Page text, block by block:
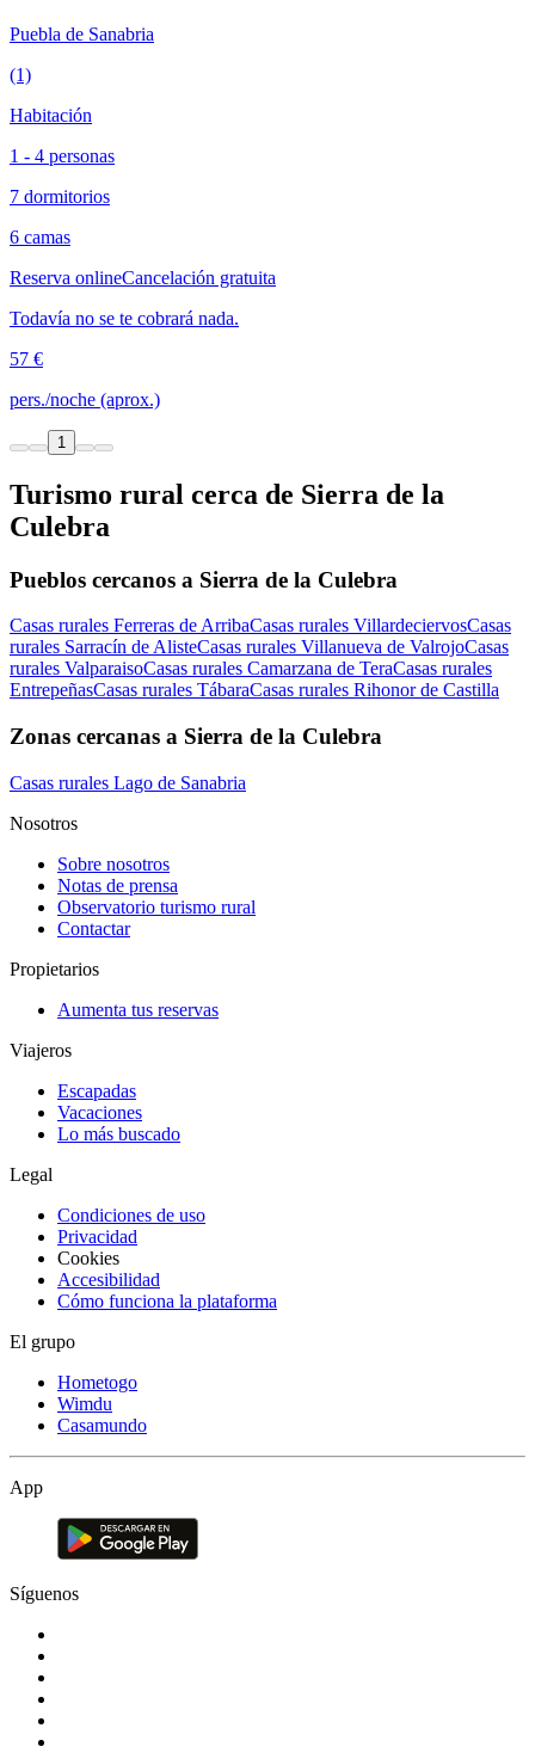
Puebla de Sanabria
(1)
Habitación
1 - 4 personas
7 dormitorios
6 camas
Reserva onlineCancelación gratuita
Todavía no se te cobrará nada.
57 €
pers./noche (aprox.)
1
Turismo rural cerca de Sierra de la
Culebra
Pueblos cercanos a Sierra de la Culebra
Casas rurales Ferreras de ArribaCasas rurales VillardeciervosCasas
rurales Sarracín de AlisteCasas rurales Villanueva de ValrojoCasas
rurales ValparaisoCasas rurales Camarzana de TeraCasas rurales
EntrepeñasCasas rurales TábaraCasas rurales Rihonor de Castilla
Zonas cercanas a Sierra de la Culebra
Casas rurales Lago de Sanabria
Nosotros
Sobre nosotros
Notas de prensa
Observatorio turismo rural
Contactar
Propietarios
Aumenta tus reservas
Viajeros
Escapadas
Vacaciones
Lo más buscado
Legal
Condiciones de uso
Privacidad
Cookies
Accesibilidad
Cómo funciona la plataforma
El grupo
Hometogo
Wimdu
Casamundo
App
Síguenos